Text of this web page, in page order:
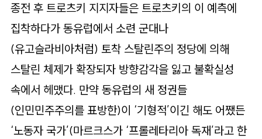
종전 후 트로츠키 지지자들은 트로츠키의 이 예측에
집착하다가 동유럽에서 소련 군대나
(유고슬라비아처럼) 토착 스탈린주의 정당에 의해
스탈린 체제가 확장되자 방향감각을 잃고 불확실성
속에서 헤맸다. 만약 동유럽의 새 정권들
(인민민주주의를 표방한)이 ‘기형적’이긴 해도 어쨌든
‘노동자 국가’(마르크스가 ‘프롤레타리아 독재’라고 한